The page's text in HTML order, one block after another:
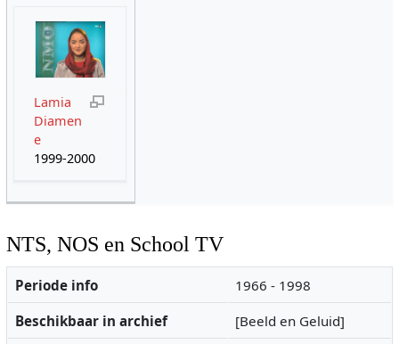
Lamia
Diamen
e
1999-2000
NTS, NOS en School TV
Periode info
1966 - 1998
Beschikbaar in archief
[Beeld en Geluid]